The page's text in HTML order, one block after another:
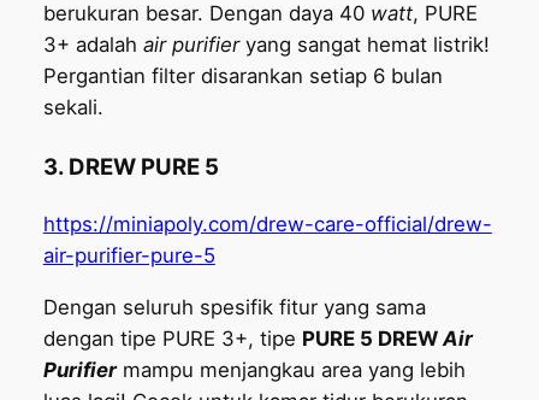
berukuran besar. Dengan daya 40 watt, PURE
3+ adalah air purifieryang sangat hemat listrik!
Pergantian filter disarankan setiap 6 bulan
sekali.
3. DREW PURE 5
https://miniapoly.com/drew-care-official/drew-
air-purifier-pure-5
Dengan seluruh spesifik fitur yang sama
dengan tipe PURE 3+, tipe PURE 5 DREWAir
Purifiermampu menjangkau area yang lebih